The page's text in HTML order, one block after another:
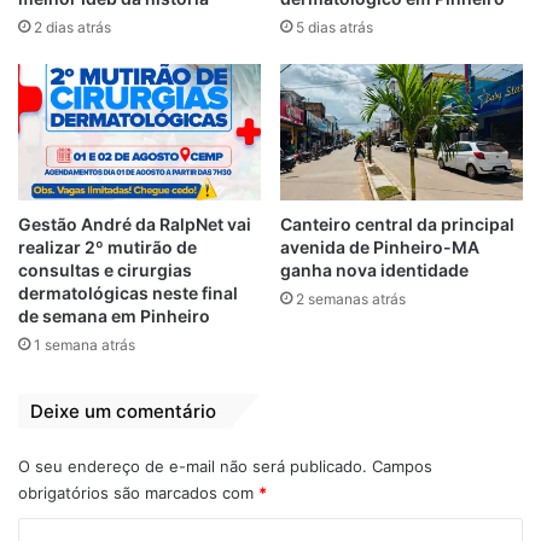
Apesar da publicação informar que a
decisão emitida pelo Tribunal, oBlogue do
Maldine Vieiraapurou que, na verdade, a
decisão nada tem a ver com a suspensão
do certame, o que levanta ainda mais
suspeitas sobre idoneidade da licitação.
PorMaldine Vieira
Governador
Brandão queria
milhões com som e
luz, mas justiça
suspende licitação
licitação com
girotecas em plena
2 dias atrás 5 dias atrás
Gestão André da RalpNet vai
realizar 2º mutirão de
consultas e cirurgias
dermatológicas neste final
de semana em Pinheiro
1 semana atrás
Canteiro central da principal
avenida de Pinheiro-MA
ganha nova identidade
2 semanas atrás
Deixe um comentário
O seu endereço de e-mail não será publicado. Campos
obrigatórios são marcados com *